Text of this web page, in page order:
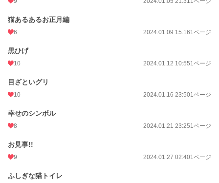
猫あるあるお正月編
6 2024.01.09 15:161ページ
黒ひげ
10 2024.01.12 10:551ページ
目ざといグリ
10 2024.01.16 23:501ページ
幸せのシンボル
8 2024.01.21 23:251ページ
お見事!!
9 2024.01.27 02:401ページ
ふしぎな猫トイレ